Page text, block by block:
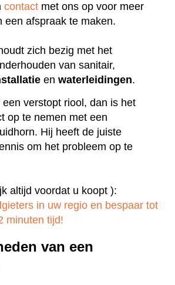
contact met ons op voor meer
een afspraak te maken.
zich bezig met het
van sanitair,
en waterleidingen.
verstopt riool, dan is het
op te nemen met een
Hij heeft de juiste
om het probleem op te
altijd voordat u koopt ):
in uw regio en bespaar tot
minuten tijd!
van een